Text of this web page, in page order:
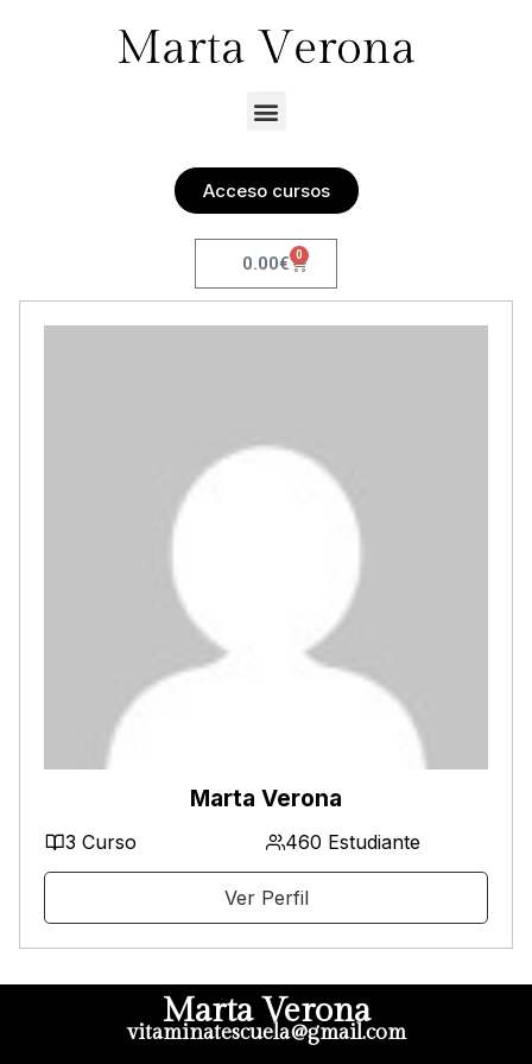
Acceso cursos
0.00€ 0
Marta Verona
3 Curso 460 Estudiante
Ver Perfil
Marta Verona
vitaminatescuela@gmail.com